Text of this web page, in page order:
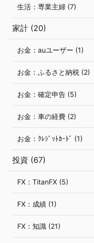
生活：専業主婦 (7)
家計 (20)
お金：auユーザー (1)
お金：ふるさと納税 (2)
お金：確定申告 (5)
お金：車の経費 (2)
お金：ｸﾚｼﾞｯﾄｶｰﾄﾞ (1)
投資 (67)
FX：TitanFX (5)
FX：成績 (1)
FX：知識 (21)